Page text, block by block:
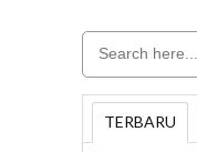
TERBARU